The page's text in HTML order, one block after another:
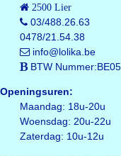
2500 Lier
03/488.26.63
0478/21.54.38
info@lolika.be
BTW
Openingsuren:
Maandag: 18u-20u
Woensdag: 20u-22u
Zaterdag: 10u-12u